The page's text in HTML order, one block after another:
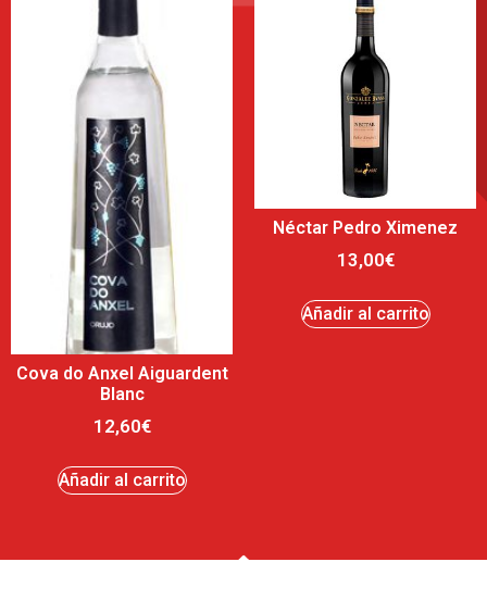
Cova do Anxel Aiguardent
Blanc
12,60€
Añadir al carrito
Néctar Pedro Ximenez
13,00€
Añadir al carrito